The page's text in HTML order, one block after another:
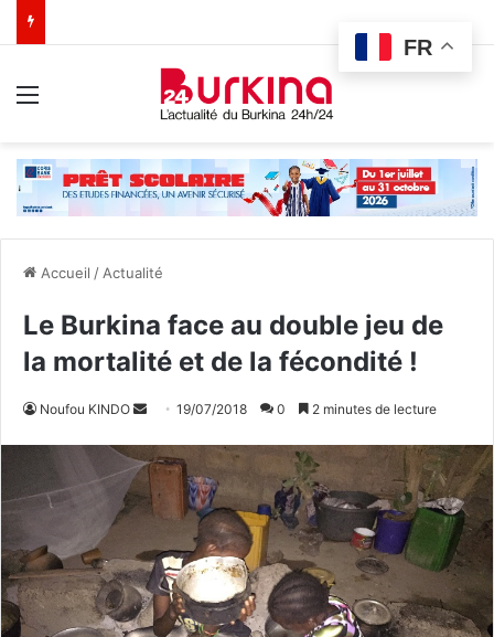
Accueil / Actualité
Le Burkina face au double jeu de
la mortalité et de la fécondité !
Noufou KINDO
v
y
r
u
n
19/07/2018 0 2 minutes de lecture
FR